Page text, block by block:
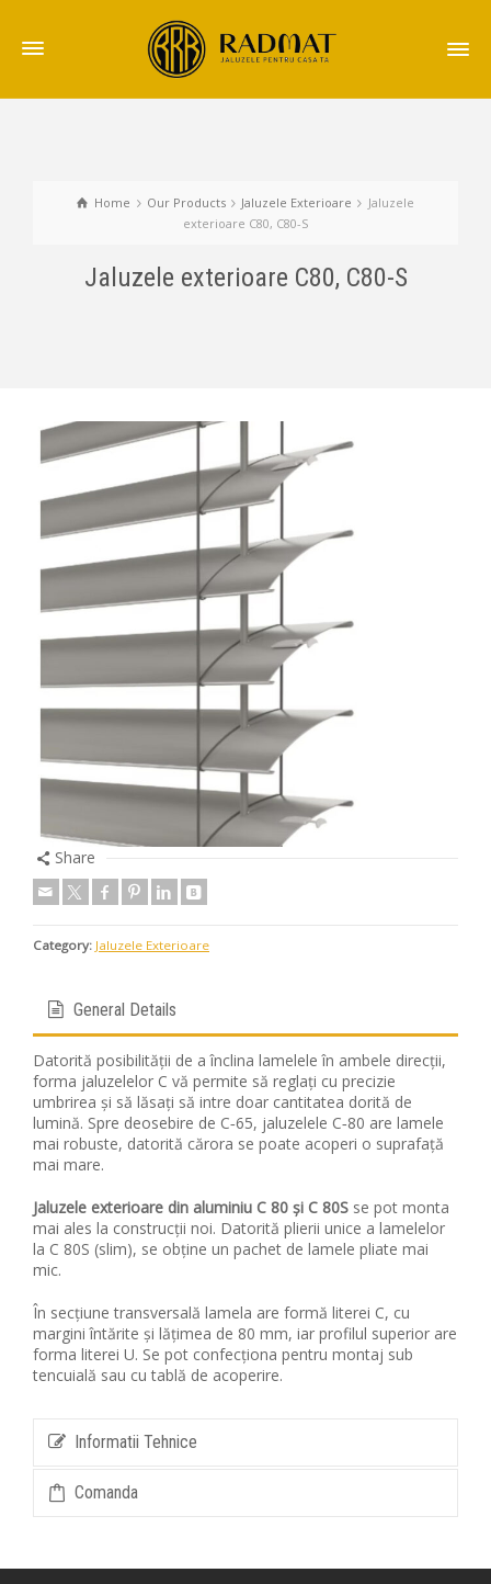
Home Our Products Jaluzele Exterioare
Jaluzele
exterioare C80, C80-S
Jaluzele exterioare C80, C80-S
Share
Category: Jaluzele Exterioare
General Details
Datorită posibilității de a înclina lamelele în ambele direcții,
forma jaluzelelor C vă permite să reglați cu precizie
umbrirea și să lăsați să intre doar cantitatea dorită de
lumină. Spre deosebire de C‑65, jaluzelele C‑80 are lamele
mai robuste, datorită cărora se poate acoperi o suprafață
mai mare.
Jaluzele exterioare din aluminiu C 80 și C 80S se pot monta
mai ales la construcții noi. Datorită plierii unice a lamelelor
la C 80S (slim), se obține un pachet de lamele pliate mai
mic.
În secțiune transversală lamela are formă literei C, cu
margini întărite și lățimea de 80 mm, iar profilul superior are
forma literei U. Se pot confecționa pentru montaj sub
tencuială sau cu tablă de acoperire.
Informatii Tehnice
Comanda